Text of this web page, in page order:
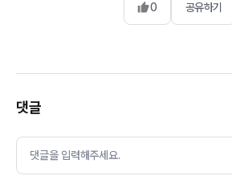
0 공유하기
댓글
댓글을 입력해주세요.